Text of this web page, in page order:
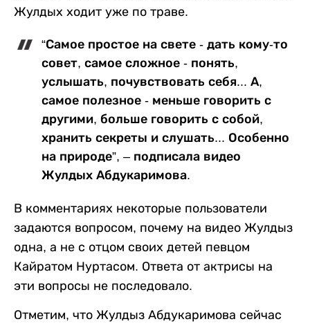
Жулдых ходит уже по траве.
“Самое простое на свете - дать кому-то
совет, самое сложное - понять,
услышать, почувствовать себя... А,
самое полезное - меньше говорить с
другими, больше говорить с собой,
хранить секреты и слушать... Особенно
на природе”, – подписала видео
Жулдых Абдукаримова.
В комментариях некоторые пользователи
задаются вопросом, почему на видео Жулдыз
одна, а не с отцом своих детей певцом
Кайратом Нуртасом. Ответа от актрисы на
эти вопросы не последовало.
Отметим, что Жулдыз Абдукаримова сейчас